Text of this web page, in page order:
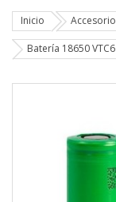
Inicio
Batería 18650